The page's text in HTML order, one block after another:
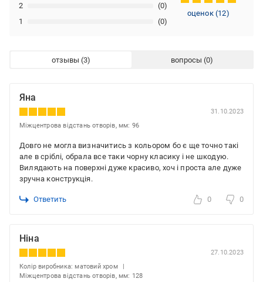
1 (0)
2 (0)
оценок (12)
отзывы вопросы
Яна
31.10.2023
Міжцентрова відстань отворів, мм: 96
Довго не могла визначитись з кольором бо є ще точно такі
але в сріблі, обрала все таки чорну класику і не шкодую.
Вилядають на поверхні дуже красиво, хоч і проста але дуже
зручна конструкція.
Ответить 0 0
Ніна
27.10.2023
Колір виробника: матовий хром
Міжцентрова відстань отворів, мм: 128